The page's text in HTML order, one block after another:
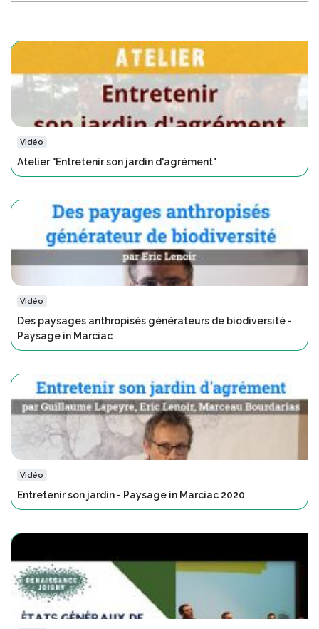
Vidéo
Atelier "Entretenir son jardin d'agrément"
Vidéo
Des paysages anthropisés générateurs de biodiversité -
Paysage in Marciac
Vidéo
Entretenir son jardin - Paysage in Marciac 2020